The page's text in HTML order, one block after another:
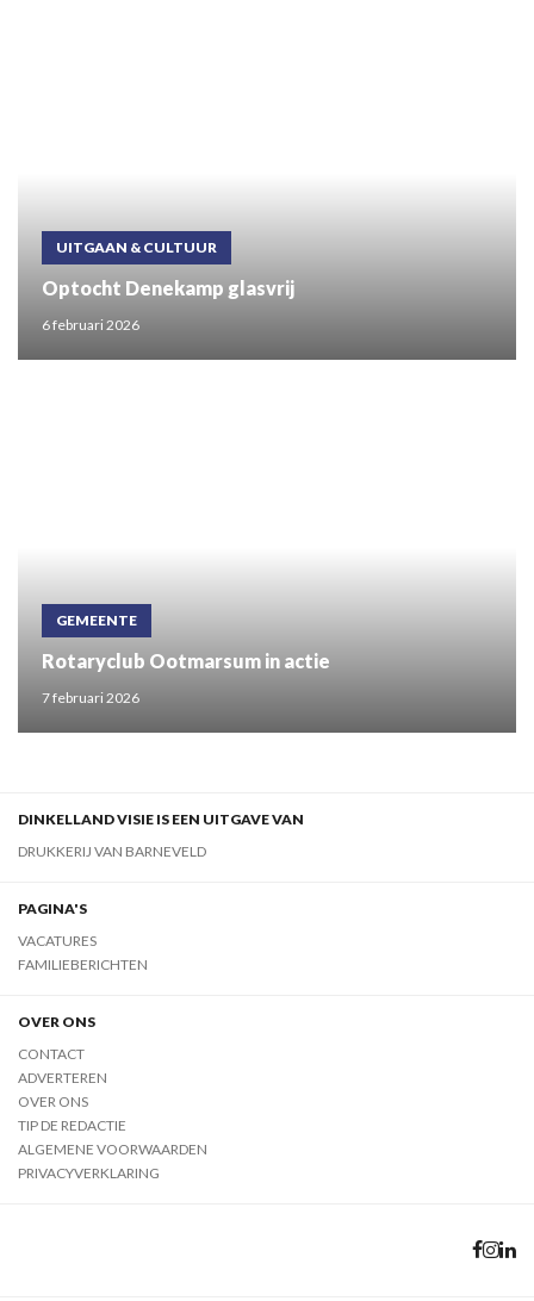
UITGAAN & CULTUUR
Optocht Denekamp glasvrij
6 februari 2026
GEMEENTE
Rotaryclub Ootmarsum in actie
7 februari 2026
DINKELLAND VISIE IS EEN UITGAVE VAN
DRUKKERIJ VAN BARNEVELD
PAGINA'S
VACATURES
FAMILIEBERICHTEN
OVER ONS
CONTACT
ADVERTEREN
OVER ONS
TIP DE REDACTIE
ALGEMENE VOORWAARDEN
PRIVACYVERKLARING